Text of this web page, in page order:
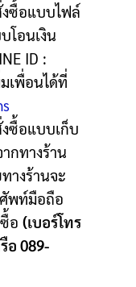
ซื้อแบบไฟล์
โอนเงิน
ID :
เพื่อนได้ที่
ซื้อแบบเก็บ
กทางร้าน
างร้านจะ
ศัพท์มือถือ
ซื้อ(เบอร์โทร
อ 089-